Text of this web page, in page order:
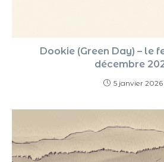
Dookie (Green Day) – le
décembre
5 janvier 2026